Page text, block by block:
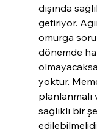
dışında
getiriyor.
omurga
dönemde
yoktur.
planlanmalı
sağlıklı bir